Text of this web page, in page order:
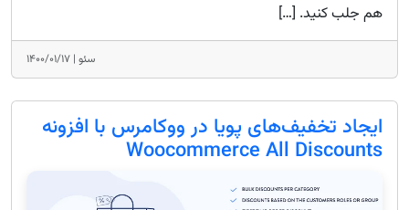
هم جلب کنید. […]
سئو | ۱۴۰۰/۰۱/۱۷
ایجاد تخفیف‌های پویا در ووکامرس با افزونه
Woocommerce All Discounts